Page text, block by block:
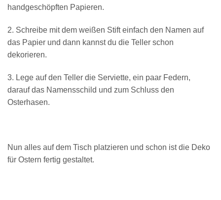
handgeschöpften Papieren.
2. Schreibe mit dem weißen Stift einfach den Namen auf
das Papier und dann kannst du die Teller schon
dekorieren.
3. Lege auf den Teller die Serviette, ein paar Federn,
darauf das Namensschild und zum Schluss den
Osterhasen.
Nun alles auf dem Tisch platzieren und schon ist die Deko
für Ostern fertig gestaltet.